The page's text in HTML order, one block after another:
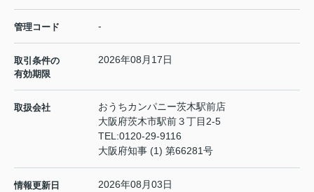
管理コード -
取引条件の
有効期限
2026年08月17日
取扱会社
おうちカンパニー茨木駅前店
大阪府茨木市駅前３丁目2-5
TEL:0120-29-9116
大阪府知事 (1) 第66281号
情報更新日 2026年08月03日